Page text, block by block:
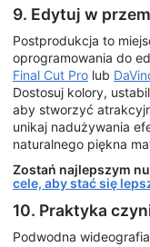
9. Edytuj w
Postprodukcja to
oprogramowania do
Final Cut Pro lub
Dostosuj kolory,
aby stworzyć
unikaj nadużywania
naturalnego piękna
Zostań najlepszym
cele, aby stać się
10. Praktyka
Podwodna